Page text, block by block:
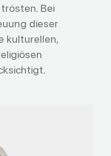
Bei
dieser
kulturellen,